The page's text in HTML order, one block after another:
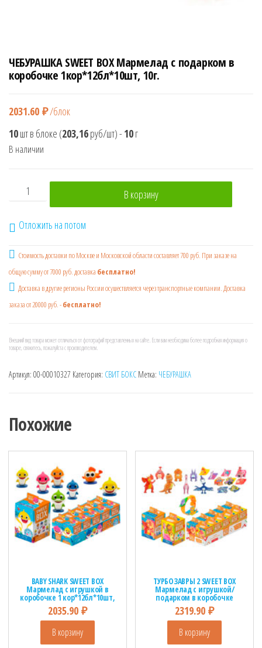
ЧЕБУРАШКА SWEET BOX Мармелад с подарком в
коробочке 1кор*12бл*10шт, 10г.
2031.60 ₽/блок
10шт в блоке (203,16руб/шт)- 10г
В наличии
Количество товара ЧЕБУРАШКА SWEET BOX Мармелад
В корзину
Отложить на потом
Стоимость доставки по Москве и Московской области составляет 700 руб. При заказе на
общую сумму от 7000 руб. доставка бесплатно!
Доставка в другие регионы России осушествляется через транспортные компании. Доставка
заказа от 20000 руб. -бесплатно!
Внешний вид товара может отличаться от фотографий представленных на сайте. Если вам необходима более подробная информация о
товаре, свяжитесь, пожалуйста с производителем.
Артикул: 00-00010327 Категория: СВИТ БОКС Метка: ЧЕБУРАШКА
Похожие
BABY SHARK SWEET BOX
Мармелад с игрушкой в
коробочке 1 кор*12бл*10шт,
10г.
2035.90 ₽
В корзину
ТУРБОЗАВРЫ 2 SWEET BOX
Мармелад с игрушкой/
подарком в коробочке
1кор*12бл*10шт, 10г.
2319.90₽
В корзину